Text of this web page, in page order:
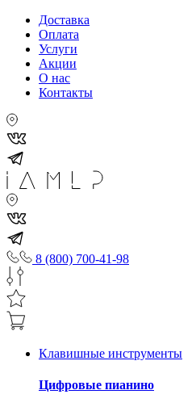
Доставка
Оплата
Услуги
Акции
О нас
Контакты
8 (800) 700-41-98
Клавишные инструменты
Цифровые пианино